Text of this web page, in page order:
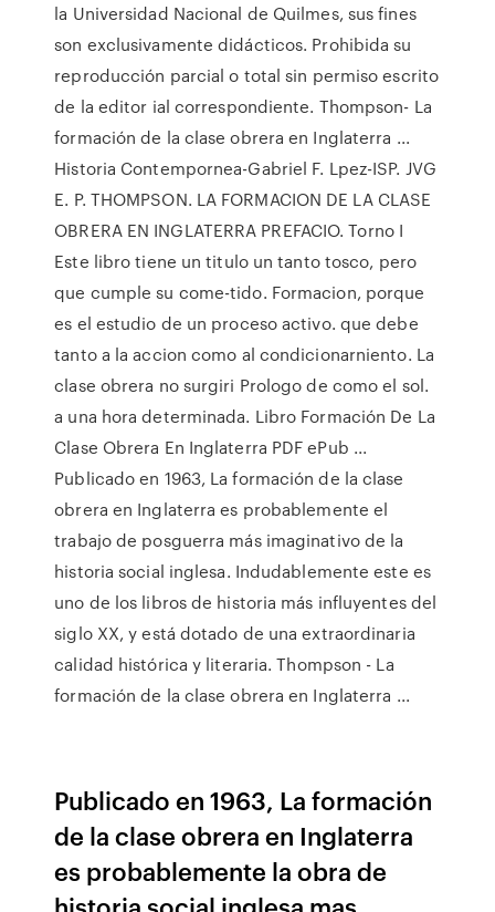
la Universidad Nacional de Quilmes, sus fines
son exclusivamente didácticos. Prohibida su
reproducción parcial o total sin permiso escrito
de la editor ial correspondiente. Thompson- La
formación de la clase obrera en Inglaterra ...
Historia Contempornea-Gabriel F. Lpez-ISP. JVG
E. P. THOMPSON. LA FORMACION DE LA CLASE
OBRERA EN INGLATERRA PREFACIO. Torno I
Este libro tiene un titulo un tanto tosco, pero
que cumple su come-tido. Formacion, porque
es el estudio de un proceso activo. que debe
tanto a la accion como al condicionarniento. La
clase obrera no surgiri Prologo de como el sol.
a una hora determinada. Libro Formación De La
Clase Obrera En Inglaterra PDF ePub ...
Publicado en 1963, La formación de la clase
obrera en Inglaterra es probablemente el
trabajo de posguerra más imaginativo de la
historia social inglesa. Indudablemente este es
uno de los libros de historia más influyentes del
siglo XX, y está dotado de una extraordinaria
calidad histórica y literaria. Thompson - La
formación de la clase obrera en Inglaterra ...
Publicado en 1963, La formación
de la clase obrera en Inglaterra
es probablemente la obra de